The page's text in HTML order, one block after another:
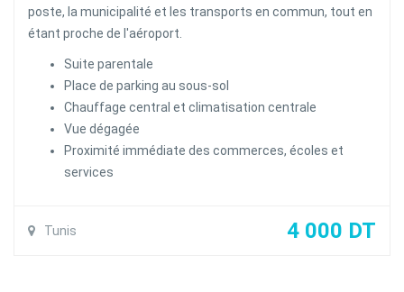
poste, la municipalité et les transports en commun, tout en
étant proche de l'aéroport.
Suite parentale
Place de parking au sous-sol
Chauffage central et climatisation centrale
Vue dégagée
Proximité immédiate des commerces, écoles et
services
Tunis 4 000 DT